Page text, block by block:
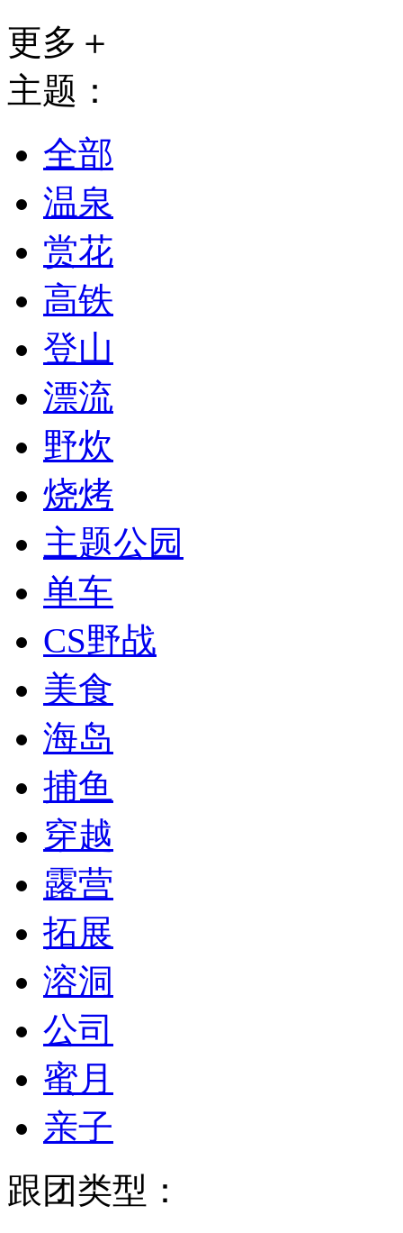
更多＋
主题：
全部
温泉
赏花
高铁
登山
漂流
野炊
烧烤
主题公园
单车
CS野战
美食
海岛
捕鱼
穿越
露营
拓展
溶洞
公司
蜜月
亲子
跟团类型：